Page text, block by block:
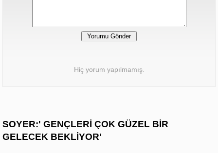
Hiç yorum yapılmamış.
SOYER:' GENÇLERİ ÇOK GÜZEL BİR
GELECEK BEKLİYOR'